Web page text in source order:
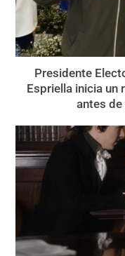
Presidente
Espriella inicia un
antes